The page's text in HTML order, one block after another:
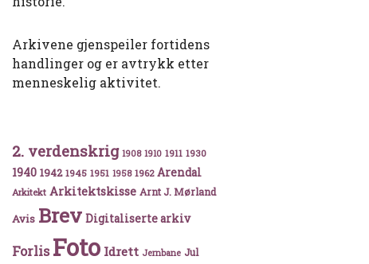
fra Aust-Agder
Arkivene gjenspeiler fortidens
handlinger og er avtrykk etter
menneskelig aktivitet.
2. verdenskrig 1908 1910 1911 1930
1940 1942 1945 1951 1958 1962 Arendal
Arkitekt Arkitektskisse Arnt J. Mørland
Avis Brev Digitaliserte arkiv
Forlis Foto Idrett Jernbane Jul